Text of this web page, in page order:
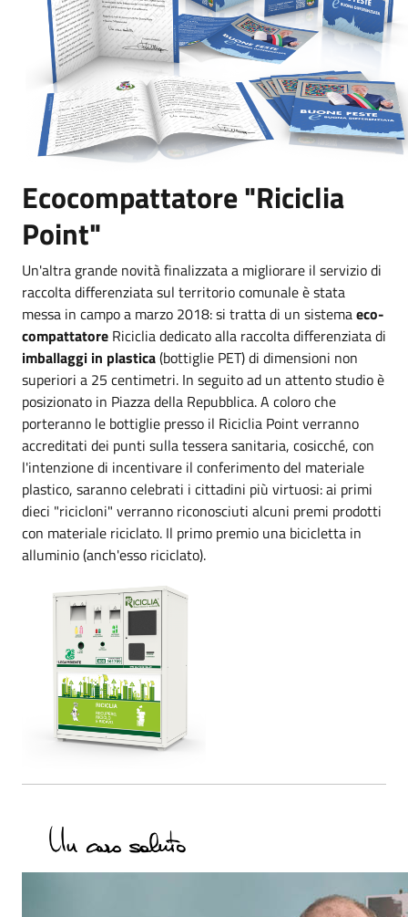
Ecocompattatore "Riciclia
Point"
Un'altra grande novità finalizzata a migliorare il servizio di
raccolta differenziata sul territorio comunale è stata
messa in campo a marzo 2018: si tratta di un sistemaeco-
compattatore Riciclia dedicato alla raccolta differenziata di
imballaggi in plastica(bottiglie PET) di dimensioni non
superiori a 25 centimetri. In seguito ad un attento studio è
posizionato in Piazza della Repubblica. A coloro che
porteranno le bottiglie presso il Riciclia Point verranno
accreditati dei punti sulla tessera sanitaria, cosicché, con
l'intenzione di incentivare il conferimento del materiale
plastico, saranno celebrati i cittadini più virtuosi: ai primi
dieci "ricicloni" verranno riconosciuti alcuni premi prodotti
con materiale riciclato. Il primo premio una bicicletta in
alluminio (anch'esso riciclato).